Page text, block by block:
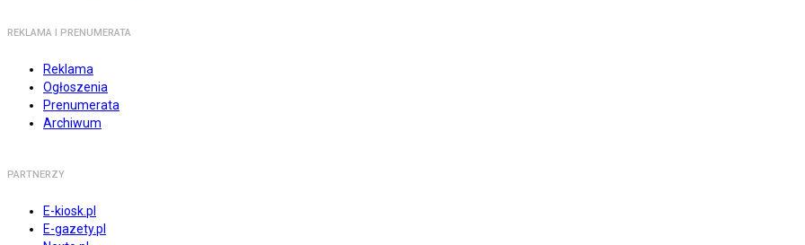
REKLAMA I PRENUMERATA
Reklama
Ogłoszenia
Prenumerata
Archiwum
PARTNERZY
E-kiosk.pl
E-gazety.pl